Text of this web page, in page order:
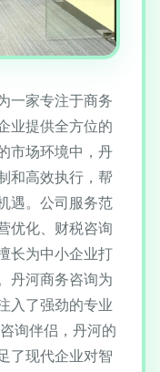
一家专注于商务
业提供全方位的
市场环境中，丹
和高效执行，帮
遇。公司服务范
优化、财税咨询
长为中小企业打
丹河商务咨询为
入了强劲的专业
询伴侣，丹河的
了现代企业对智